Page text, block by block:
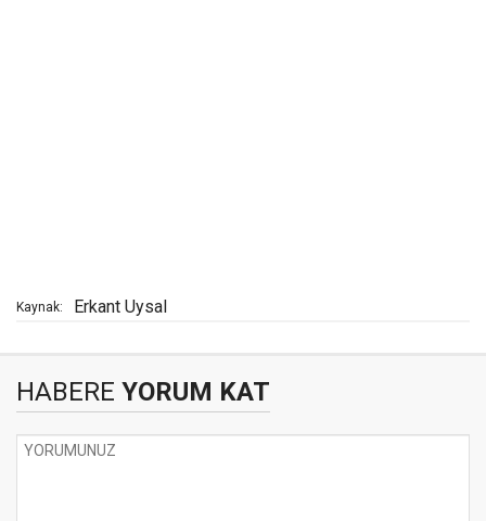
Kaynak: Erkant Uysal
HABERE YORUM KAT